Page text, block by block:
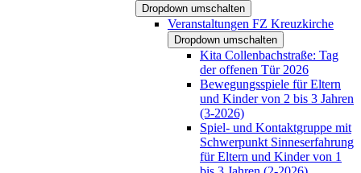
Dropdown umschalten
Veranstaltungen FZ Kreuzkirche
Dropdown umschalten
Kita Collenbachstraße: Tag
der offenen Tür 2026
Bewegungsspiele für Eltern
und Kinder von 2 bis 3 Jahren
(3-2026)
Spiel- und Kontaktgruppe mit
Schwerpunkt Sinneserfahrung
für Eltern und Kinder von 1